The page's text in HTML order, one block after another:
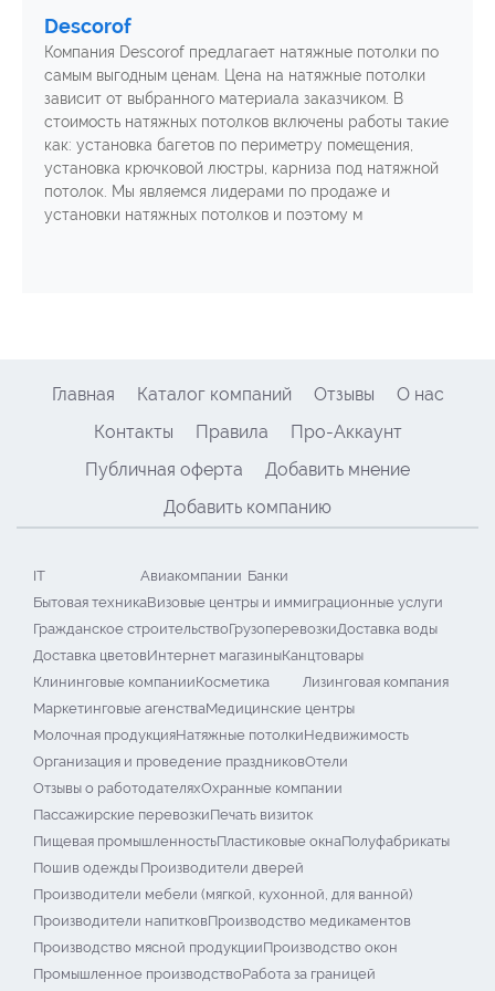
Descorof
Компания Descorof предлагает натяжные потолки по
самым выгодным ценам. Цена на натяжные потолки
зависит от выбранного материала заказчиком. В
стоимость натяжных потолков включены работы такие
как: установка багетов по периметру помещения,
установка крючковой люстры, карниза под натяжной
потолок. Мы являемся лидерами по продаже и
установки натяжных потолков и поэтому м
Главная Каталог компаний Отзывы
О нас
Контакты
Правила
Про-Аккаунт
Публичная оферта
Добавить мнение
Добавить компанию
IT Авиакомпании Банки
Бытовая техникаВизовые центры и иммиграционные услуги
Гражданское строительствоГрузоперевозкиДоставка воды
Доставка цветовИнтернет магазиныКанцтовары
Клининговые компанииКосметика
Лизинговая компания
Маркетинговые агенстваМедицинские центры
Молочная продукцияНатяжные потолкиНедвижимость
Организация и проведение праздниковОтели
Отзывы о работодателяхОхранные компании
Пассажирские перевозкиПечать визиток
Пищевая промышленностьПластиковые окнаПолуфабрикаты
Пошив одежды Производители дверей
Производители мебели (мягкой, кухонной, для ванной)
Производители напитковПроизводство медикаментов
Производство мясной продукцииПроизводство окон
Промышленное производствоРабота за границей